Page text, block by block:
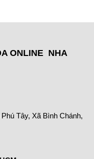
ONLINE NHA
Tây, Xã Bình Chánh,